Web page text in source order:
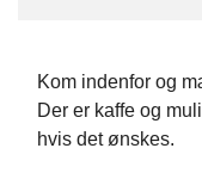
Kom indenfor og
Der er kaffe og
hvis det ønskes.